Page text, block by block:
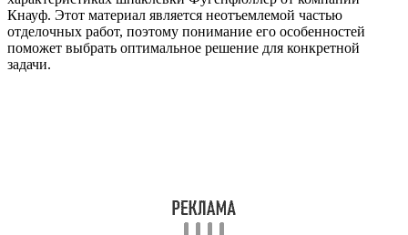
Кнауф. Этот материал является неотъемлемой частью
отделочных работ, поэтому понимание его особенностей
поможет выбрать оптимальное решение для конкретной
задачи.